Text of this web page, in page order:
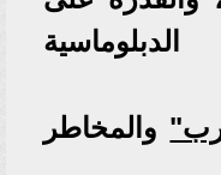
والمخاطر